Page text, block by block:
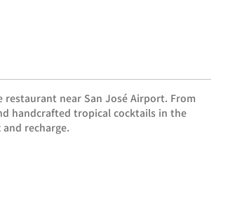
near San José Airport. From
handcrafted tropical cocktails in the
recharge.